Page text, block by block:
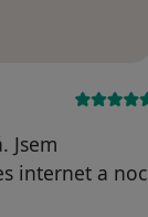
Jsem
internet a noc